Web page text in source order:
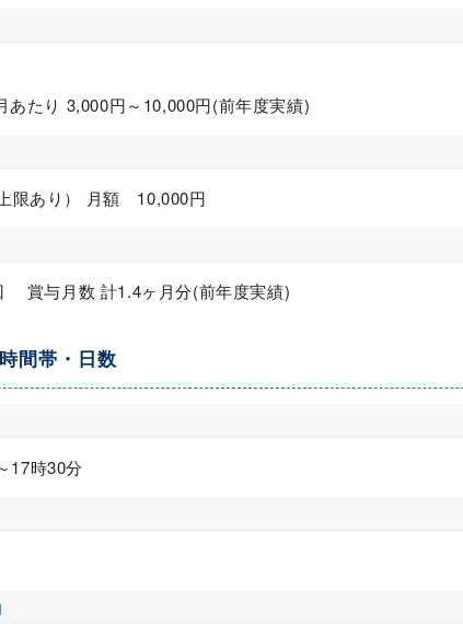
あたり 3,000円～10,000円(前年度実績)
限あり） 月額 10,000円
与月数 計1.4ヶ月分(前年度実績)
間帯・日数
17時30分